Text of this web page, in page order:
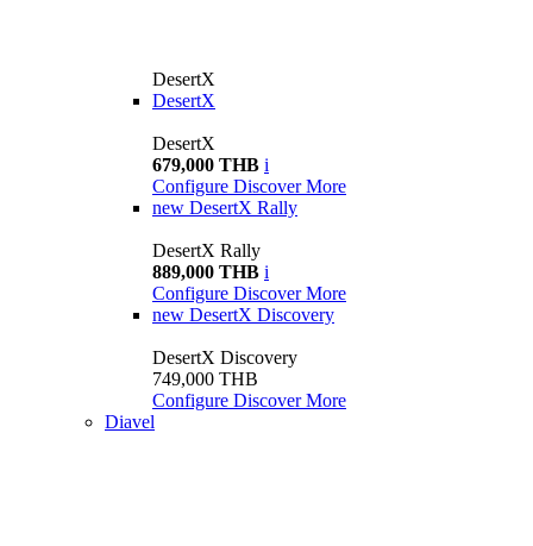
DesertX
DesertX
DesertX
679,000 THB i
Configure Discover More
new DesertX Rally
DesertX Rally
889,000 THB i
Configure Discover More
new DesertX Discovery
DesertX Discovery
749,000 THB
Configure Discover More
Diavel